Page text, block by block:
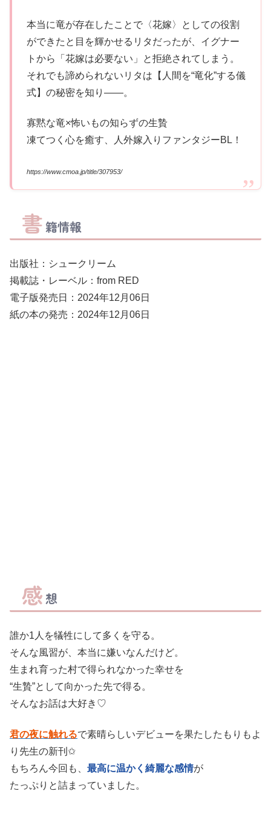
本当に竜が存在したことで〈花嫁〉としての役割
ができたと目を輝かせるリタだったが、イグナー
トから「花嫁は必要ない」と拒絶されてしまう。
それでも諦められないリタは【人間を“竜化”する儀
式】の秘密を知り――。
寡黙な竜×怖いもの知らずの生贄
凍てつく心を癒す、人外嫁入りファンタジーBL！
https://www.cmoa.jp/title/307953/
書籍情報
出版社：シュークリーム
掲載誌・レーベル：from RED
電子版発売日：2024年12月06日
紙の本の発売：2024年12月06日
感想
誰か1人を犠牲にして多くを守る。
そんな風習が、本当に嫌いなんだけど。
生まれ育った村で得られなかった幸せを
“生贄”として向かった先で得る。
そんなお話は大好き♡
君の夜に触れるで素晴らしいデビューを果たしたもりもよ
り先生の新刊✩
もちろん今回も、 最高に温かく綺麗な感情が
たっぷりと詰まっていました。